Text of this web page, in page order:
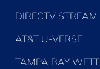
DIRECTV STREAM
AT&T U-VERSE
TAMPA BAY WFTT